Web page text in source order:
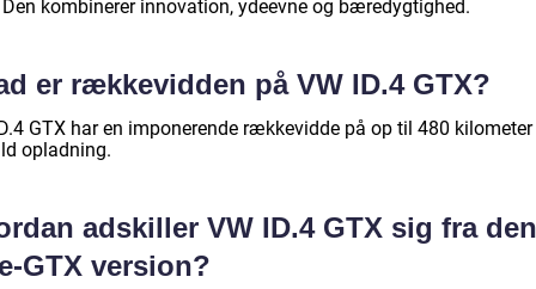
kombinerer innovation, ydeevne og bæredygtighed.
er rækkevidden på VW ID.4 GTX?
GTX har en imponerende rækkevidde på op til 480
opladning.
adskiller VW ID.4 GTX sig fra den
GTX version?